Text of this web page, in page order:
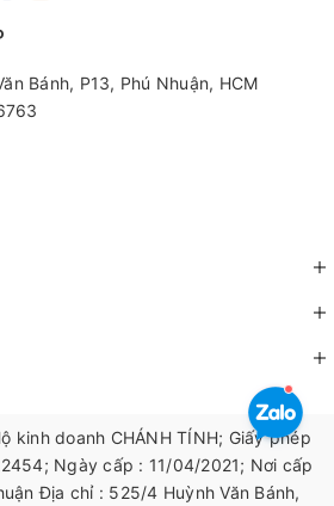
Bánh, P13, Phú Nhuận, HCM
kinh doanh CHÁNH TÍNH; Giấy phép
Ngày cấp : 11/04/2021; Nơi cấp
Địa chỉ : 525/4 Huỳnh Văn Bánh,